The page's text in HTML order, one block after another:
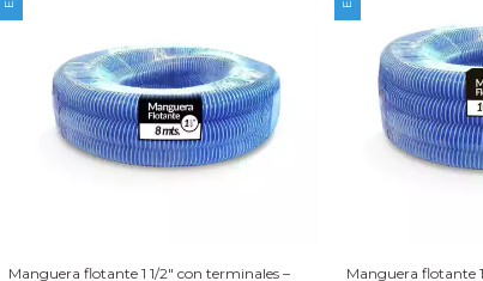
Manguera flotante 1 1/2″ con terminales –
Manguera flotante